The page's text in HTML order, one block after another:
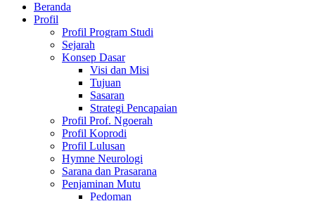
Beranda
Profil
Profil Program Studi
Sejarah
Konsep Dasar
Visi dan Misi
Tujuan
Sasaran
Strategi Pencapaian
Profil Prof. Ngoerah
Profil Koprodi
Profil Lulusan
Hymne Neurologi
Sarana dan Prasarana
Penjaminan Mutu
Pedoman